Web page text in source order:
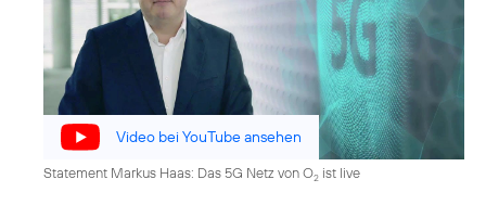
Video bei YouTube ansehen
Statement Markus Haas: Das 5G Netz von O2 ist live